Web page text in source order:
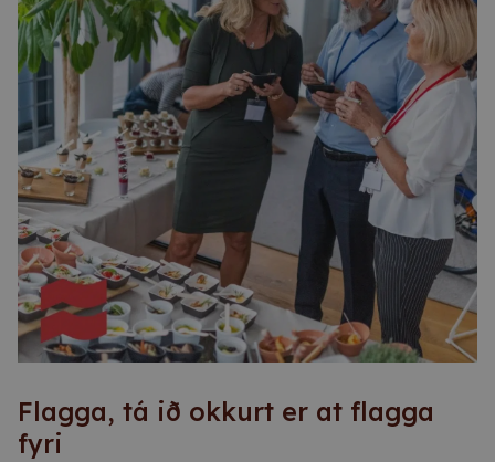
Flagga, tá ið okkurt er at flagga
fyri